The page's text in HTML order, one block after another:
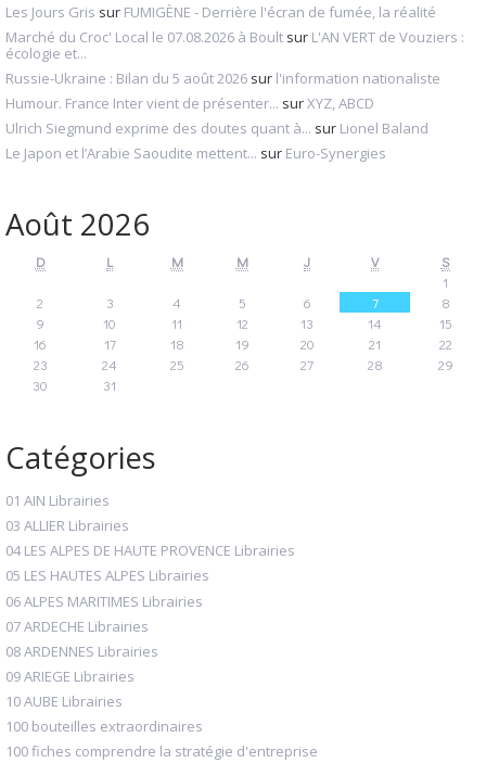
Les Jours Gris sur FUMIGÈNE - Derrière l'écran de fumée, la réalité
Marché du Croc' Local le 07.08.2026 à Boult sur L'AN VERT de Vouziers :
écologie et...
Russie-Ukraine : Bilan du 5 août 2026 sur l'information nationaliste
Humour. France Inter vient de présenter... surXYZ, ABCD
Ulrich Siegmund exprime des doutes quant à... sur Lionel Baland
Le Japon et l’Arabie Saoudite mettent... sur Euro-Synergies
Août 2026
D L M M J V
S
1
2
3 4 5 6 7
8
9
10 11 12 13 14
15
16
17 18 19 20 21
22
23
24 25 26 27 28
29
30
31
Catégories
01 AIN Librairies
03 ALLIER Librairies
04 LES ALPES DE HAUTE PROVENCE Librairies
05 LES HAUTES ALPES Librairies
06 ALPES MARITIMES Librairies
07 ARDECHE Librairies
08 ARDENNES Librairies
09 ARIEGE Librairies
10 AUBE Librairies
100 bouteilles extraordinaires
100 fiches comprendre la stratégie d'entreprise